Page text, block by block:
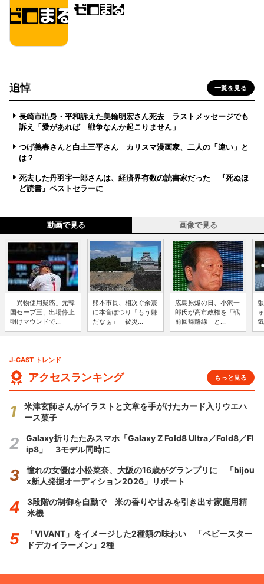
追悼 一覧を見る
長崎市出身・平和訴えた美輪明宏さん死去 ラストメッセージでも
訴え「愛があれば 戦争なんか起こりません」
つげ義春さんと白土三平さん カリスマ漫画家、二人の「違い」と
は？
死去した丹羽宇一郎さんは、経済界有数の読書家だった 『死ぬほ
ど読書』ベストセラーに
動画で見る 画像で見る
「異物使用疑惑」元韓
国セーブ王、出場停止
明けマウンドで...
熊本市長、相次ぐ余震
に本音ぽつり「もう嫌
だなぁ」 被災...
広島原爆の日、小沢一
郎氏が高市政権を「戦
前回帰路線」と...
J-CAST トレンド
アクセスランキング もっと見る
米津玄師さんがイラストと文章を手がけたカード入りウエハ
ース菓子
Galaxy折りたたみスマホ「Galaxy Z Fold8 Ultra／Fold8／Fl
ip8」 3モデル同時に
憧れの女優は小松菜奈、大阪の16歳がグランプリに 「bijou
x新人発掘オーディション2026」リポート
3段階の制御を自動で 米の香りや甘みを引き出す家庭用精
米機
「VIVANT」をイメージした2種類の味わい 「ベビースター
ドデカイラーメン」2種